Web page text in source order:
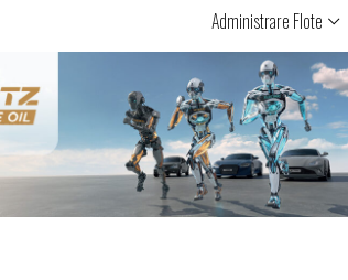
Administrare Flote